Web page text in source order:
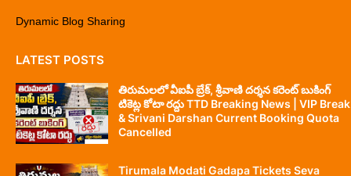
Dynamic Blog Sharing
LATEST POSTS
తిరుమలలో వీఐపీ బ్రేక్, శ్రీవాణి దర్శన కరెంట్ బుకింగ్
టికెట్ల కోటా రద్దు TTD Breaking News | VIP Break
& Srivani Darshan Current Booking Quota
Cancelled
Tirumala Modati Gadapa Tickets Seva